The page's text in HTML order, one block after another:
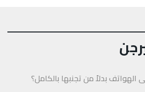
الهواتف بدلاً من تجنبها بالكامل؟